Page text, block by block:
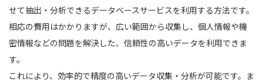
せて抽出・分析できるデータベースサービスを利用する方法です。
相応の費用はかかりますが、広い範囲から収集し、個人情報や機
密情報などの問題を解決した、信頼性の高いデータを利用できま
す。
これにより、効率的で精度の高いデータ収集・分析が可能です。ま